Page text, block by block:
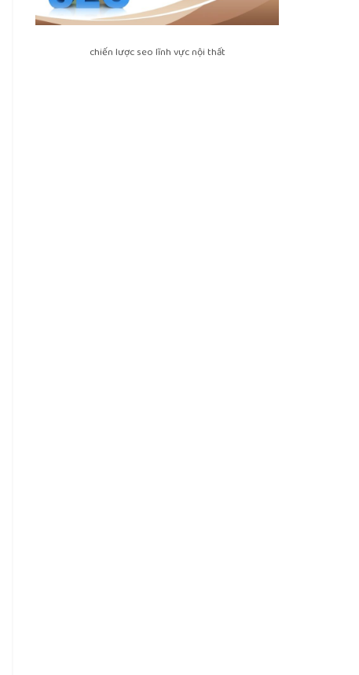
chiến lược seo lĩnh vực nội thất